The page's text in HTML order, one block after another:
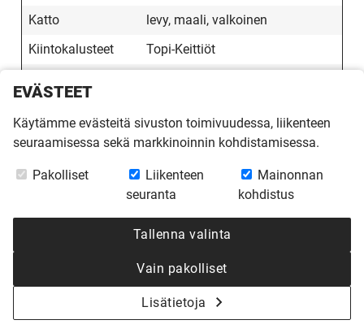
Katto
levy, maali, valkoinen
Kiintokalusteet
Topi-Keittiöt
Seinät
tummanharmaa laatta, 30 x 60
Katto
paneli, Helo Deco
Valaistus
suunnitelman mukaan, Airam
Meikkipöytä
Meikkipöytä Topi-Keittiöt
SAUNA
EVÄSTEET
Käytämme evästeitä sivuston toimivuudessa, liikenteen
seuraamisessa sekä markkinoinnin kohdistamisessa.
Pakolliset
Liikenteen
seuranta
Mainonnan
kohdistus
Tallenna valinta
Vain pakolliset
Lisätietoja